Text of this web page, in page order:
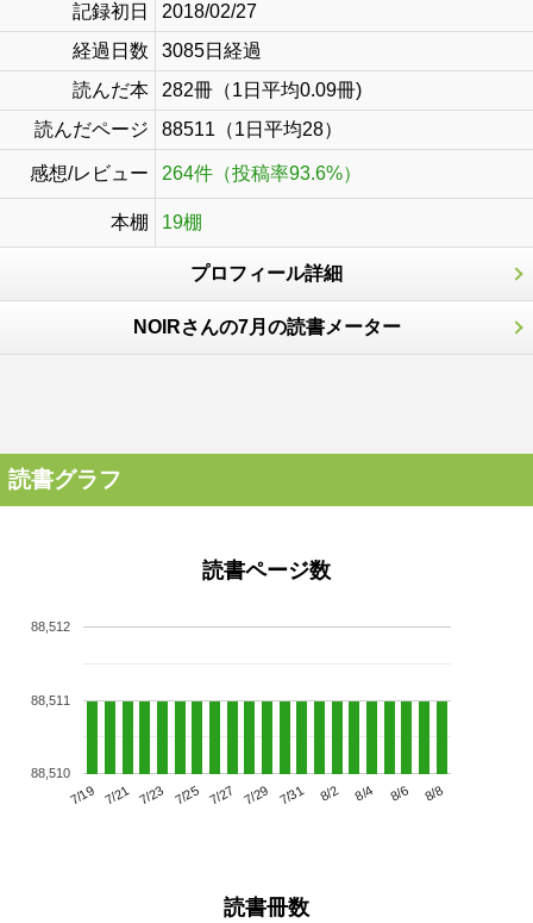
記録初日
2018/02/27
経過日数
3085日経過
読んだ本
282冊（1日平均0.09冊)
読んだページ
88511（1日平均28）
感想/レビュー 264件（投稿率93.6%）
本棚 19棚
プロフィール詳細
NOIRさんの7月の読書メーター
読書グラフ
読書ページ数
7/19 7/21 7/23 7/25 7/27 7/29 7/31 8/2 8/4 8/6 8/8
88,510
88,511
88,512
読書冊数